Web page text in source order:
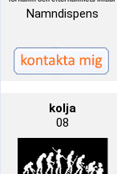
Namndispens
kolja
08